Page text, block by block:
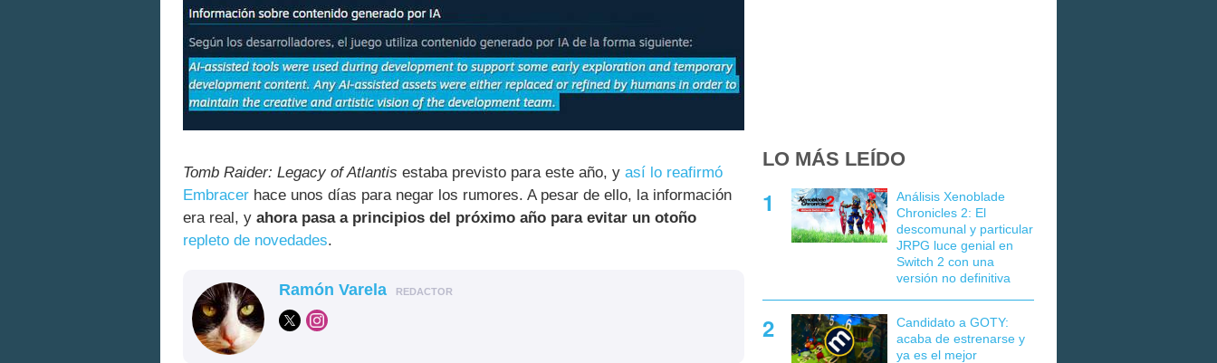
Tomb Raider: Legacy of Atlantis estaba previsto para este año, y así lo reafirmó
Embracer hace unos días para negar los rumores. A pesar de ello, la información
era real, y ahora pasa a principios del próximo año para evitar un otoño
repleto de novedades.
Ramón Varela REDACTOR
LO MÁS LEÍDO
Análisis Xenoblade
Chronicles 2: El
descomunal y particular
JRPG luce genial en
Switch 2 con una
versión no definitiva
Candidato a GOTY:
acaba de estrenarse y
ya es el mejor